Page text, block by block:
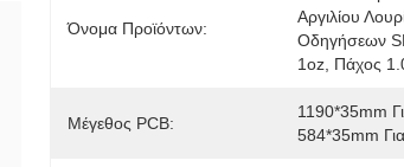
Όνομα Προϊόντων:
Αργιλίου
Οδηγήσεων
1oz, Πάχος
Μέγεθος PCB:
1190*35mm
584*35mm